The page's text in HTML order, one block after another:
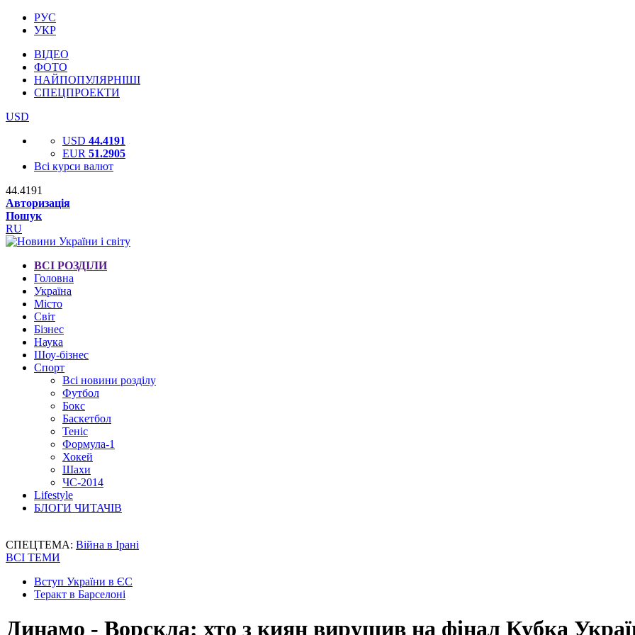
РУС
УКР
ВІДЕО
ФОТО
НАЙПОПУЛЯРНІШІ
СПЕЦПРОЕКТИ
USD
USD 44.4191
EUR 51.2905
Всі курси валют
44.4191
Авторизація
Пошук
RU
ВСІ РОЗДІЛИ
Головна
Україна
Місто
Світ
Бізнес
Наука
Шоу-бізнес
Спорт
Всі новини розділу
Футбол
Бокс
Баскетбол
Теніс
Формула-1
Хокей
Шахи
ЧС-2014
Lifestyle
БЛОГИ ЧИТАЧІВ
СПЕЦТЕМА: Війна в Ірані
ВСІ ТЕМИ
Вступ України в ЄС
Теракт в Барселоні
Динамо - Ворскла: хто з киян вирушив на фінал Кубка